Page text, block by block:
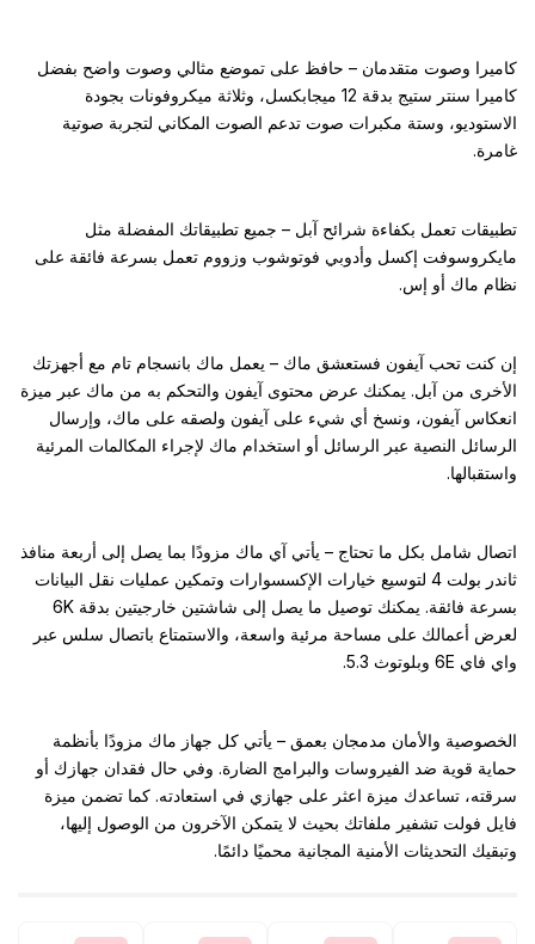
كاميرا وصوت متقدمان – حافظ على تموضع مثالي وصوت واضح بفضل
كاميرا سنتر ستيج بدقة 12 ميجابكسل، وثلاثة ميكروفونات بجودة
الاستوديو، وستة مكبرات صوت تدعم الصوت المكاني لتجربة صوتية
غامرة.
تطبيقات تعمل بكفاءة شرائح آبل – جميع تطبيقاتك المفضلة مثل
مايكروسوفت إكسل وأدوبي فوتوشوب وزووم تعمل بسرعة فائقة على
نظام ماك أو إس.
إن كنت تحب آيفون فستعشق ماك – يعمل ماك بانسجام تام مع أجهزتك
الأخرى من آبل. يمكنك عرض محتوى آيفون والتحكم به من ماك عبر ميزة
انعكاس آيفون، ونسخ أي شيء على آيفون ولصقه على ماك، وإرسال
الرسائل النصية عبر الرسائل أو استخدام ماك لإجراء المكالمات المرئية
واستقبالها.
اتصال شامل بكل ما تحتاج – يأتي آي ماك مزودًا بما يصل إلى أربعة منافذ
ثاندر بولت 4 لتوسيع خيارات الإكسسوارات وتمكين عمليات نقل البيانات
بسرعة فائقة. يمكنك توصيل ما يصل إلى شاشتين خارجيتين بدقة 6K
لعرض أعمالك على مساحة مرئية واسعة، والاستمتاع باتصال سلس عبر
واي فاي 6E وبلوتوث 5.3.
الخصوصية والأمان مدمجان بعمق – يأتي كل جهاز ماك مزودًا بأنظمة
حماية قوية ضد الفيروسات والبرامج الضارة. وفي حال فقدان جهازك أو
سرقته، تساعدك ميزة اعثر على جهازي في استعادته. كما تضمن ميزة
فايل فولت تشفير ملفاتك بحيث لا يتمكن الآخرون من الوصول إليها،
وتبقيك التحديثات الأمنية المجانية محميًا دائمًا.